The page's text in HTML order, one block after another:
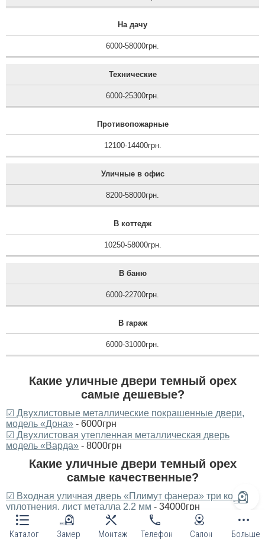
Каталог Замер Монтаж Телефон Салон Больше
На дачу
6000-58000грн.
Технические
6000-25300грн.
Противопожарные
12100-14400грн.
Уличные в офис
8200-58000грн.
В коттедж
10250-58000грн.
В баню
6000-22700грн.
В гараж
6000-31000грн.
Какие уличные двери темный орех
самые дешевые?
☑ Двухлистовые металлические покрашенные двери,
модель «Дона» - 6000грн
☑ Двухлистовая утепленная металлическая дверь
модель «Варда» - 8000грн
Какие уличные двери темный орех
самые качественные?
☑ Входная уличная дверь «Плимут фанера» три контура
уплотнения, лист металла 2.2 мм - 34000грн
☑ Уличная входная дверь «Плимут», 2 мм сталь
31000грн